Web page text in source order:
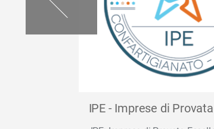
IPE - Imprese di